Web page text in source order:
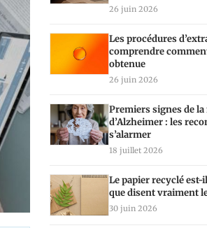
26 juin 2026
Les procédures
comprendre
obtenue
26 juin 2026
Premiers signes de la
d’Alzheimer : les
s’alarmer
18 juillet 2026
Le papier recyclé est-
que disent vraiment
30 juin 2026